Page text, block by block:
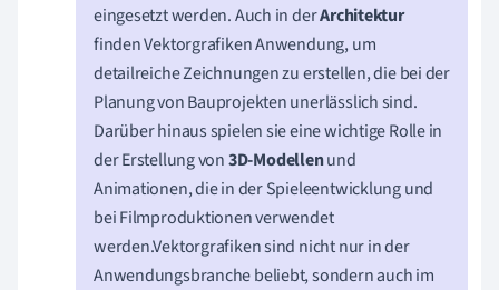
eingesetzt werden. Auch in derArchitektur
finden Vektorgrafiken Anwendung, um
detailreiche Zeichnungen zu erstellen, die bei der
Planung von Bauprojekten unerlässlich sind.
Darüber hinaus spielen sie eine wichtige Rolle in
der Erstellung von3D-Modellenund
Animationen, die in der Spieleentwicklung und
bei Filmproduktionen verwendet
werden.Vektorgrafiken sind nicht nur in der
Anwendungsbranche beliebt, sondern auch im